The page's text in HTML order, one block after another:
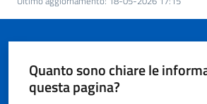
Impresa
Quanto sono chiare le
questa pagina?